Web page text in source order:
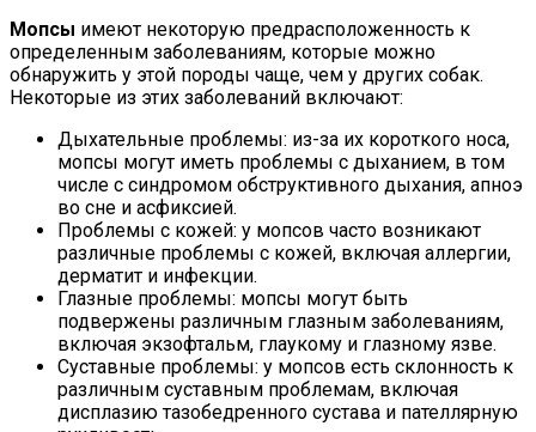
Мопсы имеют некоторую предрасположенность к
определенным заболеваниям, которые можно
обнаружить у этой породы чаще, чем у других собак.
Некоторые из этих заболеваний включают:
Дыхательные проблемы: из-за их короткого носа,
мопсы могут иметь проблемы с дыханием, в том
числе с синдромом обструктивного дыхания, апноэ
во сне и асфиксией.
Проблемы с кожей: у мопсов часто возникают
различные проблемы с кожей, включая аллергии,
дерматит и инфекции.
Глазные проблемы: мопсы могут быть
подвержены различным глазным заболеваниям,
включая экзофтальм, глаукому и глазному язве.
Суставные проблемы: у мопсов есть склонность к
различным суставным проблемам, включая
дисплазию тазобедренного сустава и пателлярную